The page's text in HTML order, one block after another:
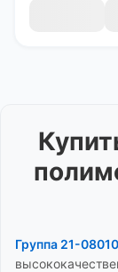
Группа 21-